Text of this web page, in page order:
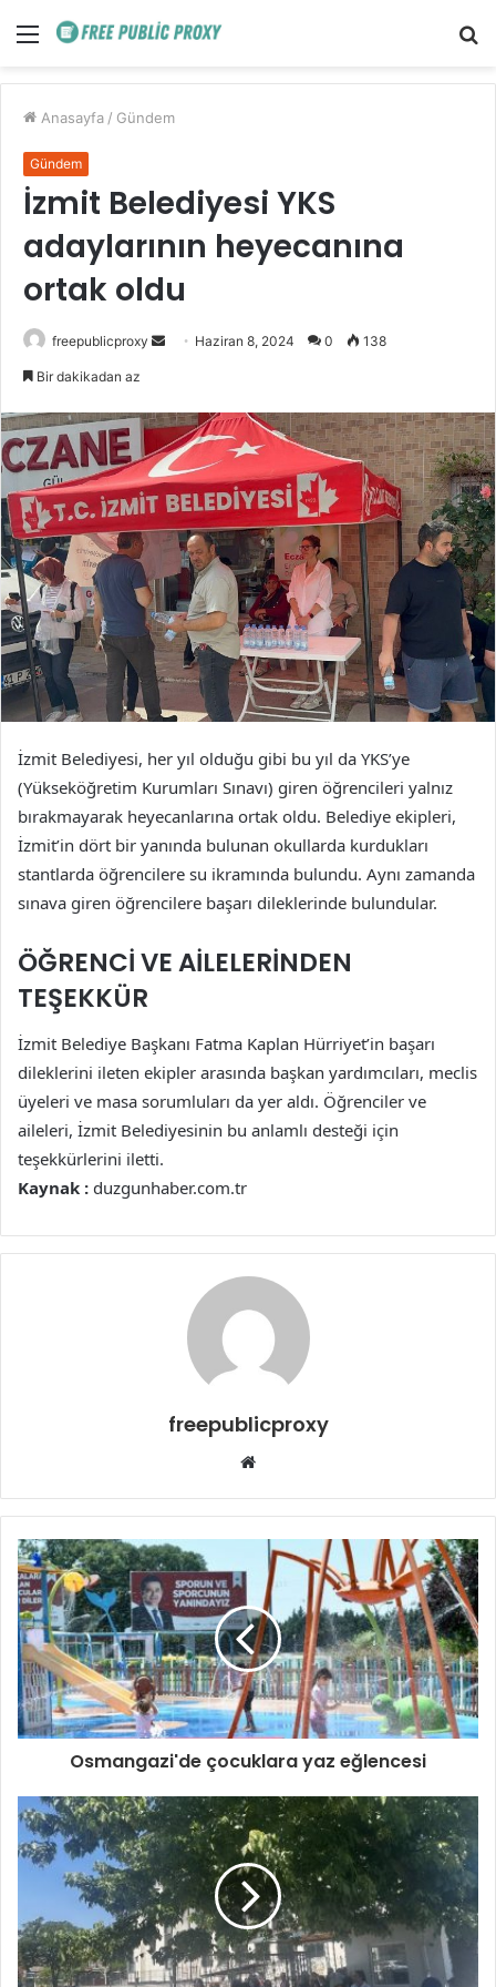
Menü
Anasayfa / Gündem
Gündem
İzmit Belediyesi YKS
adaylarının heyecanına
ortak oldu
freepublicproxy
Bir
göndermek
Haziran 8, 2024 0 138
Bir dakikadan az
İzmit Belediyesi, her yıl olduğu gibi bu yıl da YKS’ye
(Yükseköğretim Kurumları Sınavı) giren öğrencileri yalnız
bırakmayarak heyecanlarına ortak oldu. Belediye ekipleri,
İzmit’in dört bir yanında bulunan okullarda kurdukları
stantlarda öğrencilere su ikramında bulundu. Aynı zamanda
sınava giren öğrencilere başarı dileklerinde bulundular.
ÖĞRENCİ VE AİLELERİNDEN
TEŞEKKÜR
İzmit Belediye Başkanı Fatma Kaplan Hürriyet’in başarı
dileklerini ileten ekipler arasında başkan yardımcıları, meclis
üyeleri ve masa sorumluları da yer aldı. Öğrenciler ve
aileleri, İzmit Belediyesinin bu anlamlı desteği için
teşekkürlerini iletti.
Kaynak : duzgunhaber.com.tr
freepublicproxy
Web
Osmangazi'de çocuklara yaz eğlencesi